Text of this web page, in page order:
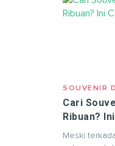
SOUVENIR
Cari
Ribuan?
Meski